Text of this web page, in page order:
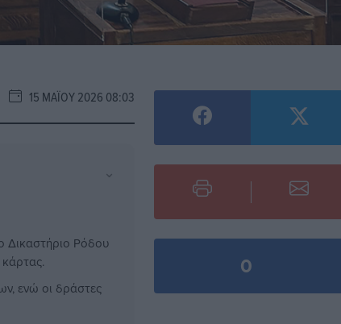
15 ΜΑΪ́ΟΥ 2026 08:03
⌄
Ρόδου
ενώ οι δράστες
0